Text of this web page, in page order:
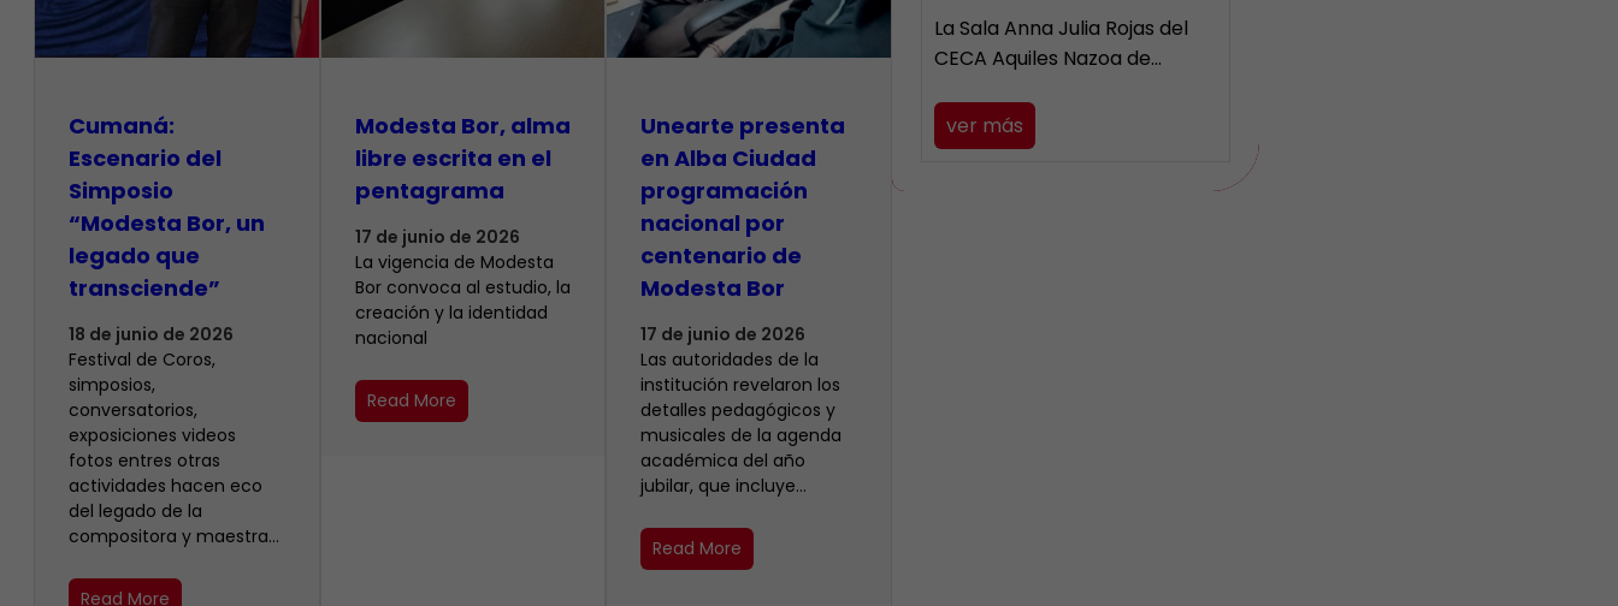
Cumaná:
Escenario del
Simposio
“Modesta Bor, un
legado que
transciende”
18 de junio de 2026
Festival de Coros,
simposios,
conversatorios,
exposiciones videos
fotos entres otras
actividades hacen eco
del legado de la
compositora y maestra…
Read More
Modesta Bor, alma
libre escrita en el
pentagrama
17 de junio de 2026
La vigencia de Modesta
Bor convoca al estudio, la
creación y la identidad
nacional
Read More
​Unearte presenta
en Alba Ciudad
programación
nacional por
centenario de
Modesta Bor
17 de junio de 2026
Las autoridades de la
institución revelaron los
detalles pedagógicos y
musicales de la agenda
académica del año
jubilar, que incluye…
Read More
La Sala Anna Julia Rojas del
CECA Aquiles Nazoa de…
ver más